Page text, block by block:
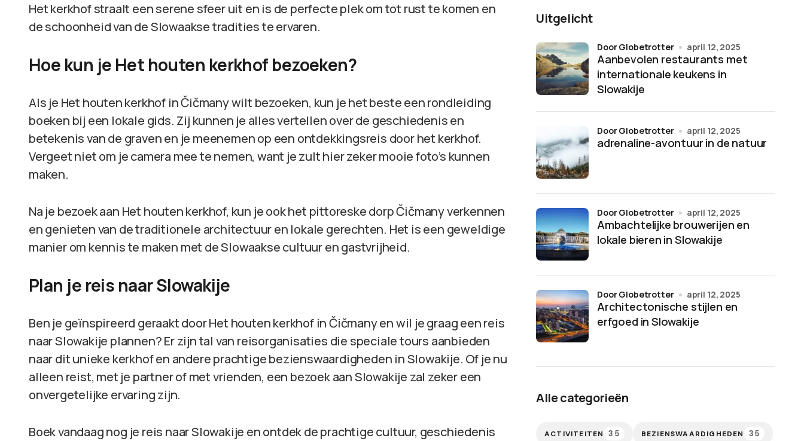
Het kerkhof straalt een serene sfeer uit en is de perfecte plek om tot rust te komen en
de schoonheid van de Slowaakse tradities te ervaren.
Hoe kun je Het houten kerkhof bezoeken?
Als je Het houten kerkhof in Čičmany wilt bezoeken, kun je het beste een rondleiding
boeken bij een lokale gids. Zij kunnen je alles vertellen over de geschiedenis en
betekenis van de graven en je meenemen op een ontdekkingsreis door het kerkhof.
Vergeet niet om je camera mee te nemen, want je zult hier zeker mooie foto’s kunnen
maken.
Na je bezoek aan Het houten kerkhof, kun je ook het pittoreske dorp Čičmany verkennen
en genieten van de traditionele architectuur en lokale gerechten. Het is een geweldige
manier om kennis te maken met de Slowaakse cultuur en gastvrijheid.
Plan je reis naar Slowakije
Ben je geïnspireerd geraakt door Het houten kerkhof in Čičmany en wil je graag een reis
naar Slowakije plannen? Er zijn tal van reisorganisaties die speciale tours aanbieden
naar dit unieke kerkhof en andere prachtige bezienswaardigheden in Slowakije. Of je nu
alleen reist, met je partner of met vrienden, een bezoek aan Slowakije zal zeker een
onvergetelijke ervaring zijn.
Boek vandaag nog je reis naar Slowakije en ontdek de prachtige cultuur, geschiedenis
Uitgelicht
Aanbevolen restaurants met
internationale keukens in
Slowakije
door Globetrotter april 12, 2025
adrenaline-avontuur in de natuur
door Globetrotter april 12, 2025
Ambachtelijke brouwerijen en
lokale bieren in Slowakije
door Globetrotter april 12, 2025
Architectonische stijlen en
erfgoed in Slowakije
door Globetrotter april 12, 2025
Alle categorieën
ACTIVITEITEN 35 BEZIENSWAARDIGHEDEN 35